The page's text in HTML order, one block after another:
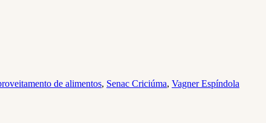
de alimentos, Senac Criciúma, Vagner Espíndola